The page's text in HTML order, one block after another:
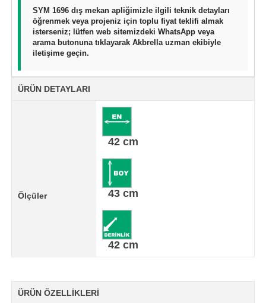
SYM 1696 dış mekan apliğimizle ilgili teknik detayları
öğrenmek veya projeniz için toplu fiyat teklifi almak
isterseniz; lütfen web sitemizdeki WhatsApp veya
arama butonuna tıklayarak Akbrella uzman ekibiyle
iletişime geçin.
ÜRÜN DETAYLARI
Ölçüler
42 cm
43 cm
42 cm
ÜRÜN ÖZELLİKLERİ